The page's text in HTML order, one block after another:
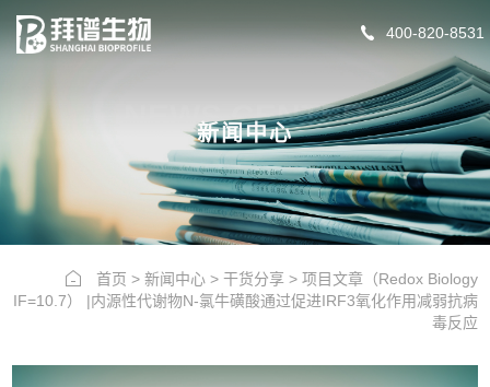
400-820-8531
NEWS CENTER
新闻中心
首页 > 新闻中心> 干货分享> 项目文章（Redox Biology
IF=10.7） |内源性代谢物N-氯牛磺酸通过促进IRF3氧化作用减弱抗病
毒反应